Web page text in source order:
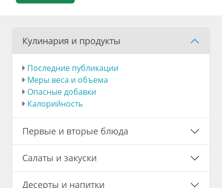
Кулинария и продукты
Последние публикации
Меры веса и объема
Опасные добавки
Калорийность
Первые и вторые блюда
Салаты и закуски
Десерты и напитки